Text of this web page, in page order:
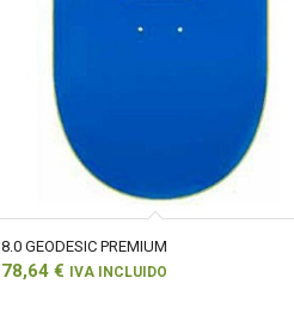
8.0 GEODESIC PREMIUM
78,64 € IVA INCLUIDO